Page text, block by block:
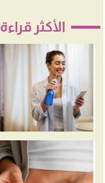
الأكثر قراءة